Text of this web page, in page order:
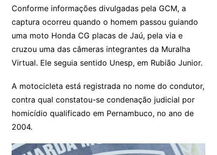
Conforme informações divulgadas pela GCM, a
captura ocorreu quando o homem passou guiando
uma moto Honda CG placas de Jaú, pela via e
cruzou uma das câmeras integrantes da Muralha
Virtual. Ele seguia sentido Unesp, em Rubião Junior.
A motocicleta está registrada no nome do condutor,
contra qual constatou-se condenação judicial por
homicídio qualificado em Pernambuco, no ano de
2004.